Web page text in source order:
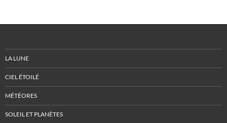
LA LUNE
CIEL ÉTOILÉ
MÉTÉORES
SOLEIL ET PLANÈTES